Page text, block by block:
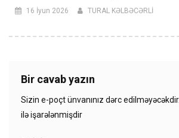
16 İyun 2026 TURAL KƏLBƏCƏRLİ
Bir cavab yazın
Sizin e-poçt ünvanınız dərc edilməyəcəkdir.
ilə işarələnmişdir